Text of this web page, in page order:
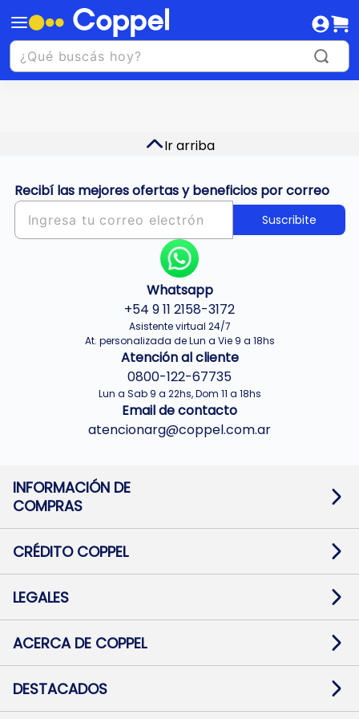
Ir arriba
Recibí las mejores ofertas y beneficios por correo
Suscribite
Whatsapp
+54 9 11 2158-3172
Asistente virtual 24/7
At. personalizada de Lun a Vie 9 a 18hs
Atención al cliente
0800-122-67735
Lun a Sab 9 a 22hs, Dom 11 a 18hs
Email de contacto
atencionarg@coppel.com.ar
INFORMACIÓN DE
COMPRAS
Términos y condiciones
Botón de arrepentimiento
Mapa de sitio
CRÉDITO COPPEL
Solicitar Crédito
Medios de Pago
Pago Fácil Online
LEGALES
Baja contratos
Defensa al consumidor CABA
ACERCA DE COPPEL
Trabajá con Nosotros
Preguntas Frecuentes
DESTACADOS